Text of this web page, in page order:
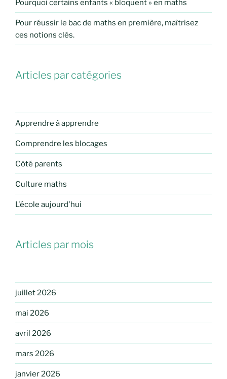
Pourquoi certains enfants « bloquent » en maths
Pour réussir le bac de maths en première, maîtrisez
ces notions clés.
Articles par catégories
Apprendre à apprendre
Comprendre les blocages
Côté parents
Culture maths
L'école aujourd'hui
Articles par mois
juillet 2026
mai 2026
avril 2026
mars 2026
janvier 2026